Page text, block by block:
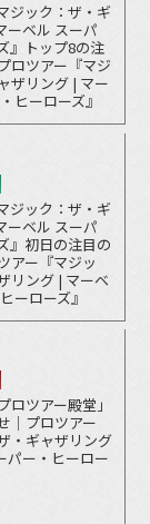
ジック：ザ・ギ
ーベル スーパ
』トップ8の注
ロツアー『マジ
ザリング | マー
ヒーローズ』
ジック：ザ・ギ
ーベル スーパ
』初日の注目の
アー『マジッ
リング | マーベ
ーローズ』
ロツアー殿堂」
｜プロツアー
・ギャザリング
パー・ヒーロー